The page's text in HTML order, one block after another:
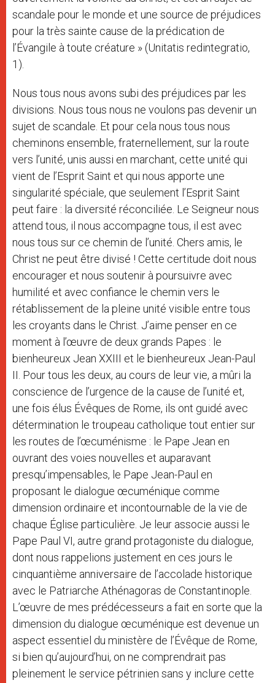
scandale pour le monde et une source de préjudices
pour la très sainte cause de la prédication de
l’Évangile à toute créature » (Unitatis redintegratio,
1).
Nous tous nous avons subi des préjudices par les
divisions. Nous tous nous ne voulons pas devenir un
sujet de scandale. Et pour cela nous tous nous
cheminons ensemble, fraternellement, sur la route
vers l’unité, unis aussi en marchant, cette unité qui
vient de l’Esprit Saint et qui nous apporte une
singularité spéciale, que seulement l’Esprit Saint
peut faire : la diversité réconciliée. Le Seigneur nous
attend tous, il nous accompagne tous, il est avec
nous tous sur ce chemin de l’unité. Chers amis, le
Christ ne peut être divisé ! Cette certitude doit nous
encourager et nous soutenir à poursuivre avec
humilité et avec confiance le chemin vers le
rétablissement de la pleine unité visible entre tous
les croyants dans le Christ. J’aime penser en ce
moment à l’œuvre de deux grands Papes : le
bienheureux Jean XXIII et le bienheureux Jean-Paul
II. Pour tous les deux, au cours de leur vie, a mûri la
conscience de l’urgence de la cause de l’unité et,
une fois élus Évêques de Rome, ils ont guidé avec
détermination le troupeau catholique tout entier sur
les routes de l’œcuménisme : le Pape Jean en
ouvrant des voies nouvelles et auparavant
presqu’impensables, le Pape Jean-Paul en
proposant le dialogue œcuménique comme
dimension ordinaire et incontournable de la vie de
chaque Église particulière. Je leur associe aussi le
Pape Paul VI, autre grand protagoniste du dialogue,
dont nous rappelions justement en ces jours le
cinquantième anniversaire de l’accolade historique
avec le Patriarche Athénagoras de Constantinople.
L’œuvre de mes prédécesseurs a fait en sorte que la
dimension du dialogue œcuménique est devenue un
aspect essentiel du ministère de l’Évêque de Rome,
si bien qu’aujourd’hui, on ne comprendrait pas
pleinement le service pétrinien sans y inclure cette